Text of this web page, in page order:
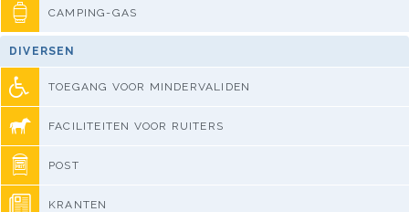
CAMPING-GAS
DIVERSEN
TOEGANG VOOR MINDERVALIDEN
FACILITEITEN VOOR RUITERS
POST
KRANTEN